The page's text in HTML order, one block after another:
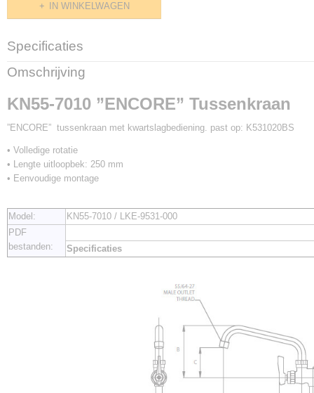
IN WINKELWAGEN
Specificaties
Productcode
Omschrijving
KN55-7010 ”ENCORE” Tussenkraan
”ENCORE” tussenkraan met kwartslagbediening. past op: K531020BS
• Volledige rotatie
• Lengte uitloopbek: 250 mm
• Eenvoudige montage
Model:
KN55-7010 / LKE-9531-000
PDF
bestanden:
Specificaties